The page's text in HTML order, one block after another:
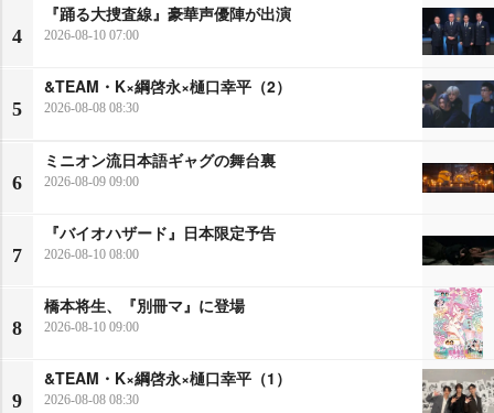
4
『踊る大捜査線』豪華声優陣が出演
2026-08-10 07:00
5
&TEAM・K×綱啓永×樋口幸平（2）
2026-08-08 08:30
6
ミニオン流日本語ギャグの舞台裏
2026-08-09 09:00
7
『バイオハザード』日本限定予告
2026-08-10 08:00
8
橋本将生、『別冊マ』に登場
2026-08-10 09:00
9
&TEAM・K×綱啓永×樋口幸平（1）
2026-08-08 08:30